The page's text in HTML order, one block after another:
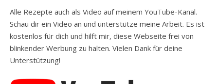
Alle Rezepte auch als Video auf meinem YouTube-Kanal.
Schau dir ein Video an und unterstütze meine Arbeit. Es ist
kostenlos für dich und hilft mir, diese Webseite frei von
blinkender Werbung zu halten. Vielen Dank für deine
Unterstützung!